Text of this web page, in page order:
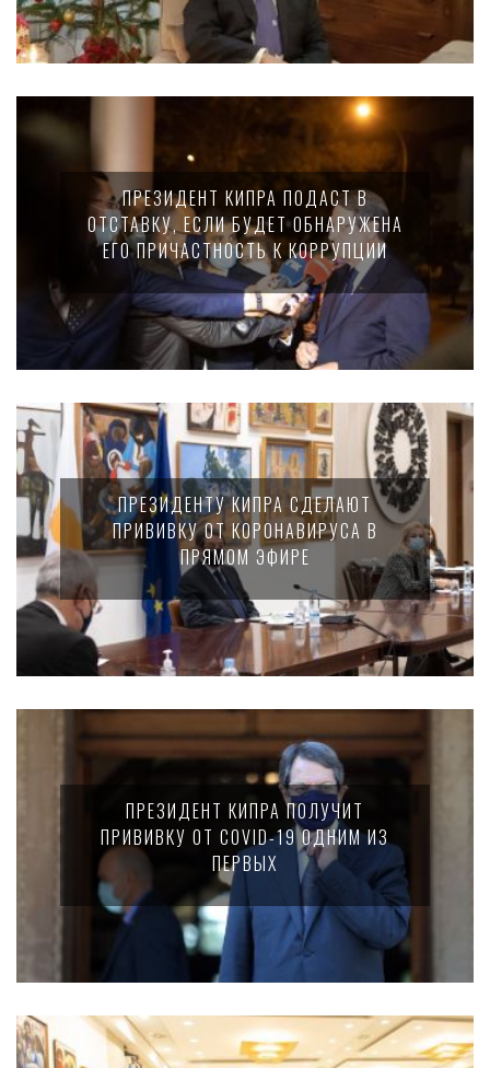
ПРЕЗИДЕНТ КИПРА ПОДАСТ В
ОТСТАВКУ, ЕСЛИ БУДЕТ ОБНАРУЖЕНА
ЕГО ПРИЧАСТНОСТЬ К КОРРУПЦИИ
ПРЕЗИДЕНТУ КИПРА СДЕЛАЮТ
ПРИВИВКУ ОТ КОРОНАВИРУСА В
ПРЯМОМ ЭФИРЕ
ПРЕЗИДЕНТ КИПРА ПОЛУЧИТ
ПРИВИВКУ ОТ COVID-19 ОДНИМ ИЗ
ПЕРВЫХ